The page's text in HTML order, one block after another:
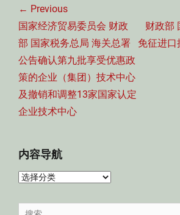
章
导
航
← Previous
Previous
post:
国家经济贸易委员会 财政
部 国家税务总局 海关总署
公告确认第九批享受优惠政
策的企业（集团）技术中心
及撤销和调整13家国家认定
企业技术中心
Next
post:
财政部
免征进
内容导航
内
导Search